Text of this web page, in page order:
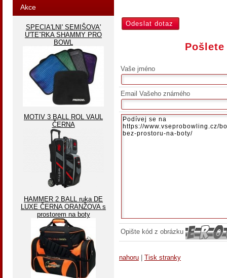
Vaše jméno
Email Vašeho známého
Opište kód z obrázku
nahoru Tisk stranky
Akce
SPECIA'LNI' SEMIŠOVA'
U'TEˇRKA SHAMMY PRO
BOWL
MOTIV 3 BALL ROL VAUL
ČERNA
HAMMER 2 BALL ruka DE
LUXE ČERNA ORANŽOVA s
prostorem na boty